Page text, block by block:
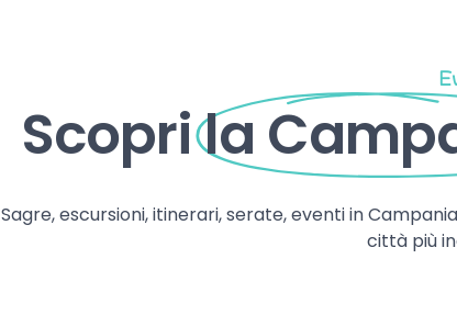
Scoprila
Sagre, escursioni, itinerari, serate, eventi in
città più